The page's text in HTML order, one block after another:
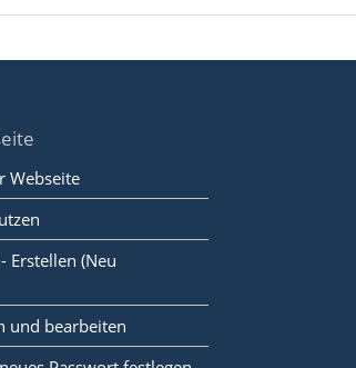
Webseite
Erstellen (Neu
und bearbeiten